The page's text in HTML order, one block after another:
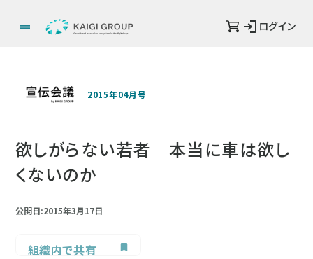
ログイン
2015年04月号
欲しがらない若者 本当に車は欲し
くないのか
公開日:2015年3月17日
組織内で共有